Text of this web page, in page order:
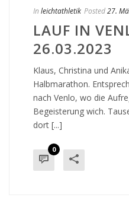
In leichtathletik Posted27.
LAUF IN
26.03.2023
Klaus, Christina und
Halbmarathon.
nach Venlo, wo die
Begeisterung wich.
dort [...]
0